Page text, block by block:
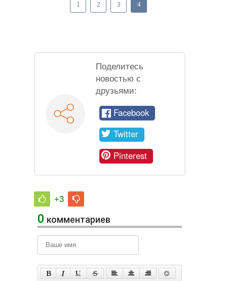
1 2 3 4
Поделитесь
новостью с
друзьями:
Facebook
Twitter
Pinterest
+3
0 комментариев